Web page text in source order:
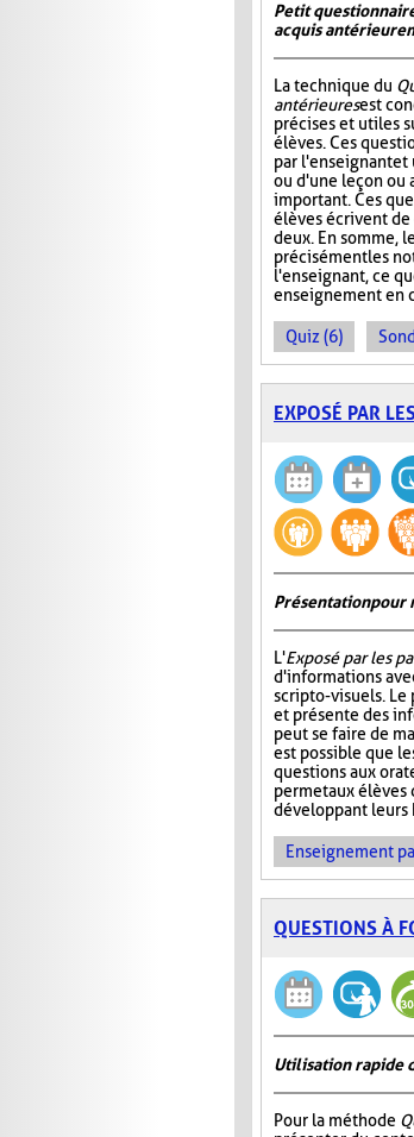
Petit
acquis
La technique du
antérieuresest
précises et utiles
élèves. Ces
par l'enseignant et
ou d'une leçon ou
important. Ces
élèves écrivent de
deux. En somme, le
précisément les
l'enseignant, ce
enseignement en
Quiz (6)
EXPOSÉ PAR
Présentation
L'Exposé par les
d'informations
scripto-visuels. Le
et présente des
peut se faire de
est possible que
questions aux
permet aux
développant leurs
Enseignement
QUESTIONS À
Utilisation rapide
Pour la méthode